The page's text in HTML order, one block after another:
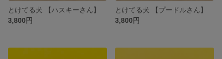
とけてる犬 【ハスキーさん】
3,800円
とけてる犬 【プードルさん】
3,800円